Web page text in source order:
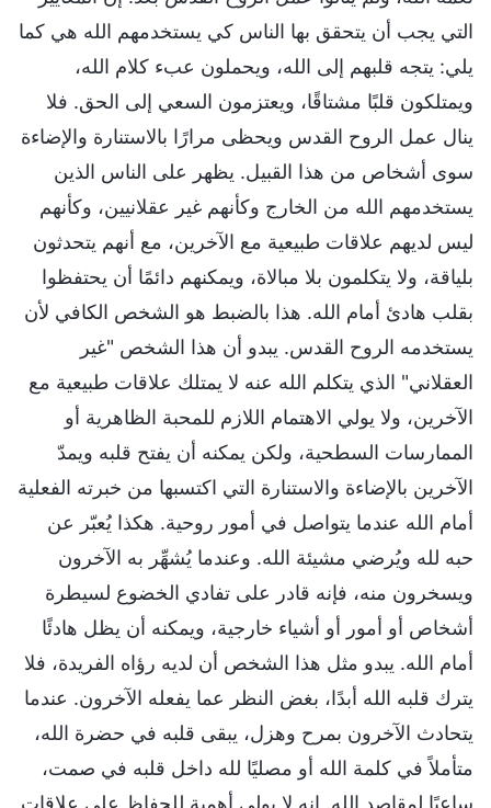
التي يجب أن يتحقق بها الناس كي يستخدمهم الله هي كما
يلي: يتجه قلبهم إلى الله، ويحملون عبء كلام الله،
ويمتلكون قلبًا مشتاقًا، ويعتزمون السعي إلى الحق. فلا
ينال عمل الروح القدس ويحظى مرارًا بالاستنارة والإضاءة
سوى أشخاص من هذا القبيل. يظهر على الناس الذين
يستخدمهم الله من الخارج وكأنهم غير عقلانيين، وكأنهم
ليس لديهم علاقات طبيعية مع الآخرين، مع أنهم يتحدثون
بلياقة، ولا يتكلمون بلا مبالاة، ويمكنهم دائمًا أن يحتفظوا
بقلب هادئ أمام الله. هذا بالضبط هو الشخص الكافي لأن
يستخدمه الروح القدس. يبدو أن هذا الشخص "غير
العقلاني" الذي يتكلم الله عنه لا يمتلك علاقات طبيعية مع
الآخرين، ولا يولي الاهتمام اللازم للمحبة الظاهرية أو
الممارسات السطحية، ولكن يمكنه أن يفتح قلبه ويمدّ
الآخرين بالإضاءة والاستنارة التي اكتسبها من خبرته الفعلية
أمام الله عندما يتواصل في أمور روحية. هكذا يُعبّر عن
حبه لله ويُرضي مشيئة الله. وعندما يُشهِّر به الآخرون
ويسخرون منه، فإنه قادر على تفادي الخضوع لسيطرة
أشخاص أو أمور أو أشياء خارجية، ويمكنه أن يظل هادئًا
أمام الله. يبدو مثل هذا الشخص أن لديه رؤاه الفريدة، فلا
يترك قلبه الله أبدًا، بغض النظر عما يفعله الآخرون. عندما
يتحادث الآخرون بمرح وهزل، يبقى قلبه في حضرة الله،
متأملاً في كلمة الله أو مصليًا لله داخل قلبه في صمت،
ساعيًا لمقاصد الله. إنه لا يولي أهمية للحفاظ على علاقات